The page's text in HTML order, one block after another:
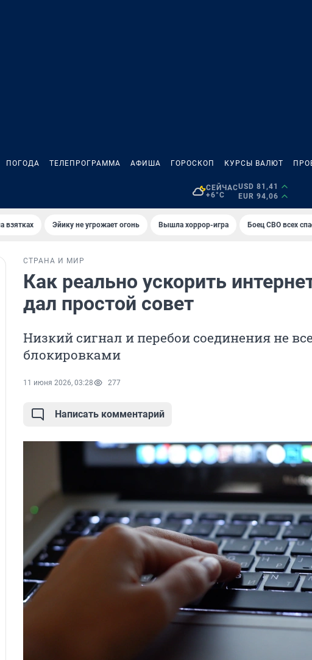
ПОГОДА ТЕЛЕПРОГРАММА АФИША ГОРОСКОП КУРСЫ ВАЛЮТ
СЕЙЧАС
+6°C
USD 81,41
EUR 94,06
взятках Эйику не угрожает огонь Вышла хоррор-игра Боец СВО всех
СТРАНА И МИР
Как реально ускорить
дал простой совет
Низкий сигнал и перебои соединения не
блокировками
11 июня 2026, 03:28 277
Написать комментарий